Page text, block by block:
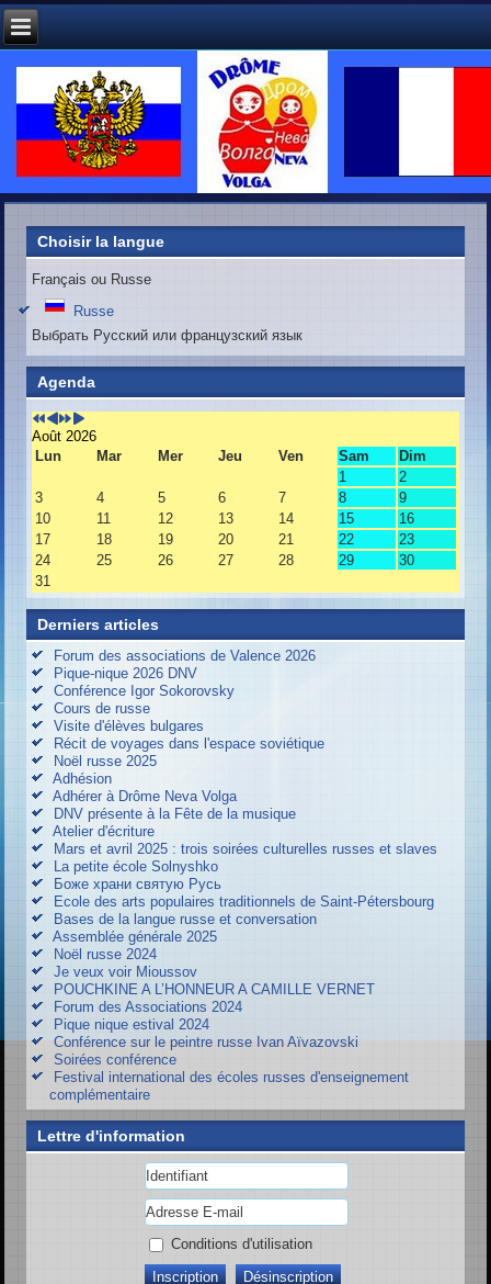
Choisir la langue
Français ou Russe
Russe
Выбрать Русский или французский язык
Agenda
précédente
précédent
suivante
suivant
Août 2026
Lun
Mar Mer Jeu Ven Sam
Dim
1
2
3
4 5 6 7 8
9
10
11 12 13 14 15
16
17
18 19 20 21 22
23
24
25 26 27 28 29
30
31
Derniers articles
Forum des associations de Valence 2026
Pique-nique 2026 DNV
Conférence Igor Sokorovsky
Cours de russe
Visite d'élèves bulgares
Récit de voyages dans l'espace soviétique
Noël russe 2025
Adhésion
Adhérer à Drôme Neva Volga
DNV présente à la Fête de la musique
Atelier d'écriture
Mars et avril 2025 : trois soirées culturelles russes et slaves
La petite école Solnyshko
Боже храни святую Русь
Ecole des arts populaires traditionnels de Saint-Pétersbourg
Bases de la langue russe et conversation
Assemblée générale 2025
Noël russe 2024
Je veux voir Mioussov
POUCHKINE A L’HONNEUR A CAMILLE VERNET
Forum des Associations 2024
Pique nique estival 2024
Conférence sur le peintre russe Ivan Aïvazovski
Soirées conférence
Festival international des écoles russes d'enseignement
complémentaire
Lettre d'information
Conditions d'utilisation